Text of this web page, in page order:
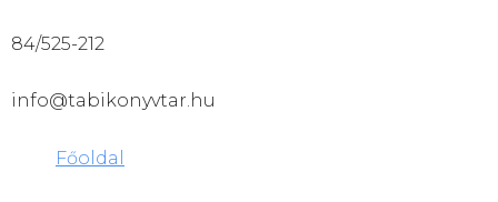
84/525-212
info@tabikonyvtar.hu
Főoldal